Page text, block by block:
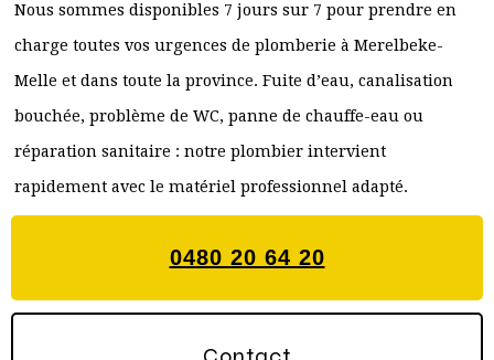
Nous sommes disponibles 7 jours sur 7 pour prendre en
charge toutes vos urgences de plomberie à Merelbeke-
Melle et dans toute la province. Fuite d’eau, canalisation
bouchée, problème de WC, panne de chauffe-eau ou
réparation sanitaire : notre plombier intervient
rapidement avec le matériel professionnel adapté.
0480 20 64 20